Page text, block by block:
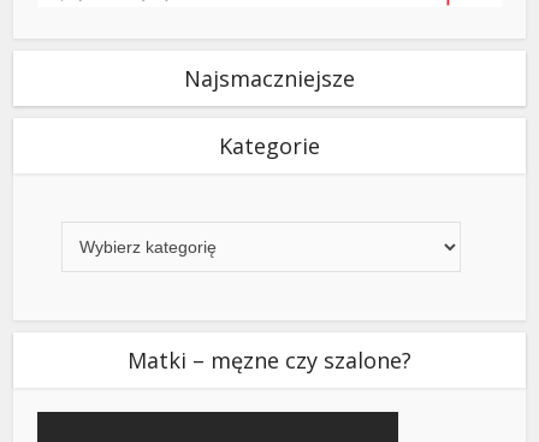
Najsmaczniejsze
Kategorie
Matki – męzne czy szalone?